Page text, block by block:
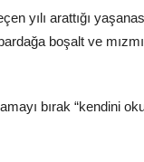
yılı arattığı
boşalt ve
bırak “kendini